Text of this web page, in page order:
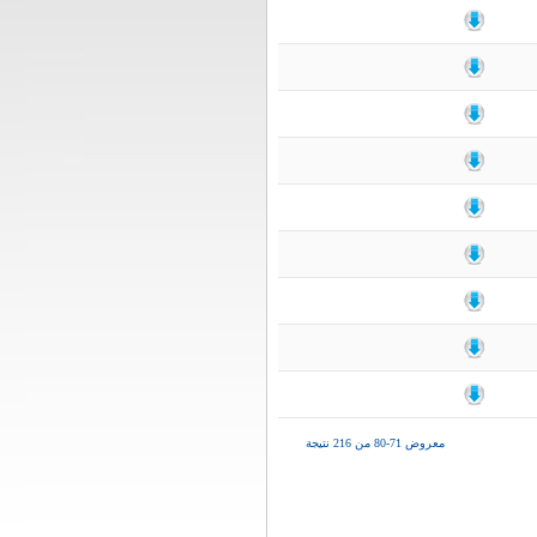
معروض 71-80 من 216 نتيجة